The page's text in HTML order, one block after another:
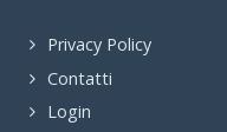
Privacy Policy
Contatti
Login